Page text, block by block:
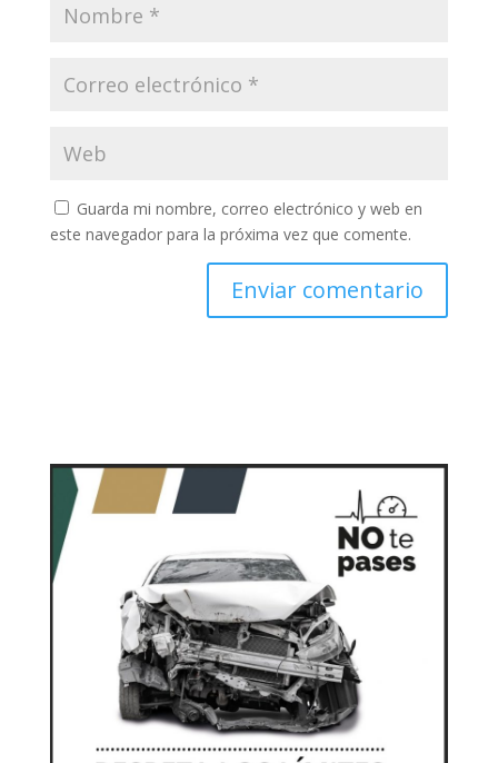
Guarda mi nombre, correo electrónico y web en
este navegador para la próxima vez que comente.